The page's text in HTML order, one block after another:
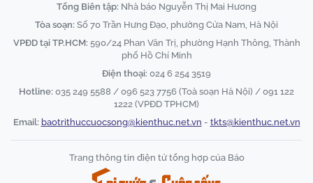
Tổng Biên tập: Nhà báo Nguyễn Thị Mai Hương
Tòa soạn: Số 70 Trần Hưng Đạo, phường Cửa Nam, Hà Nội
VPĐD tại TP.HCM: 590/24 Phan Văn Trị, phường Hạnh Thông, Thành
phố Hồ Chí Minh
Điện thoại: 024 6 254 3519
Hotline: 035 249 5588 / 096 523 7756 (Toà soạn Hà Nội) / 091 122
1222 (VPĐD TPHCM)
Email: baotrithuccuocsong@kienthuc.net.vn - tkts@kienthuc.net.vn
Trang thông tin điện tử tổng hợp của Báo